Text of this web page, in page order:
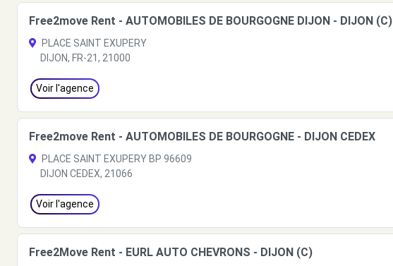
Free2move Rent - AUTOMOBILES DE BOURGOGNE DIJON - DIJON (C)
PLACE SAINT EXUPERY
DIJON, FR-21, 21000
Voir l'agence
Free2move Rent - AUTOMOBILES DE BOURGOGNE - DIJON CEDEX
PLACE SAINT EXUPERY BP 96609
DIJON CEDEX, 21066
Voir l'agence
Free2Move Rent - EURL AUTO CHEVRONS - DIJON (C)